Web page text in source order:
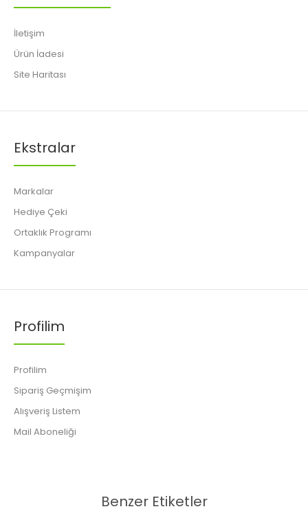
İletişim
Ürün İadesi
Site Haritası
Ekstralar
Markalar
Hediye Çeki
Ortaklık Programı
Kampanyalar
Profilim
Profilim
Sipariş Geçmişim
Alışveriş Listem
Mail Aboneliği
Benzer Etiketler